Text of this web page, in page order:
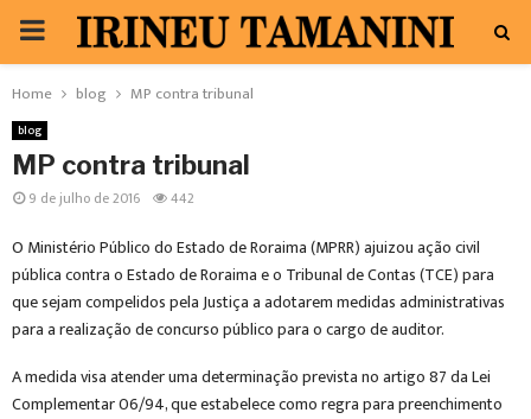
PRIMARY
MENU
Home blog MP contra tribunal
blog
MP contra tribunal
9 de julho de 2016 442
O Ministério Público do Estado de Roraima (MPRR) ajuizou ação civil
pública contra o Estado de Roraima e o Tribunal de Contas (TCE) para
que sejam compelidos pela Justiça a adotarem medidas administrativas
para a realização de concurso público para o cargo de auditor.
A medida visa atender uma determinação prevista no artigo 87 da Lei
Complementar 06/94, que estabelece como regra para preenchimento